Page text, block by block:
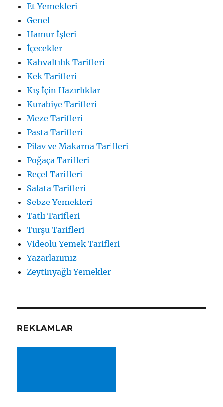
Et Yemekleri
Genel
Hamur İşleri
İçecekler
Kahvaltılık Tarifleri
Kek Tarifleri
Kış İçin Hazırlıklar
Kurabiye Tarifleri
Meze Tarifleri
Pasta Tarifleri
Pilav ve Makarna Tarifleri
Poğaça Tarifleri
Reçel Tarifleri
Salata Tarifleri
Sebze Yemekleri
Tatlı Tarifleri
Turşu Tarifleri
Videolu Yemek Tarifleri
Yazarlarımız
Zeytinyağlı Yemekler
REKLAMLAR